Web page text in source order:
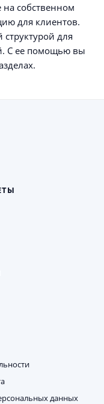
на собственном
для клиентов.
для
С ее помощью вы
данных